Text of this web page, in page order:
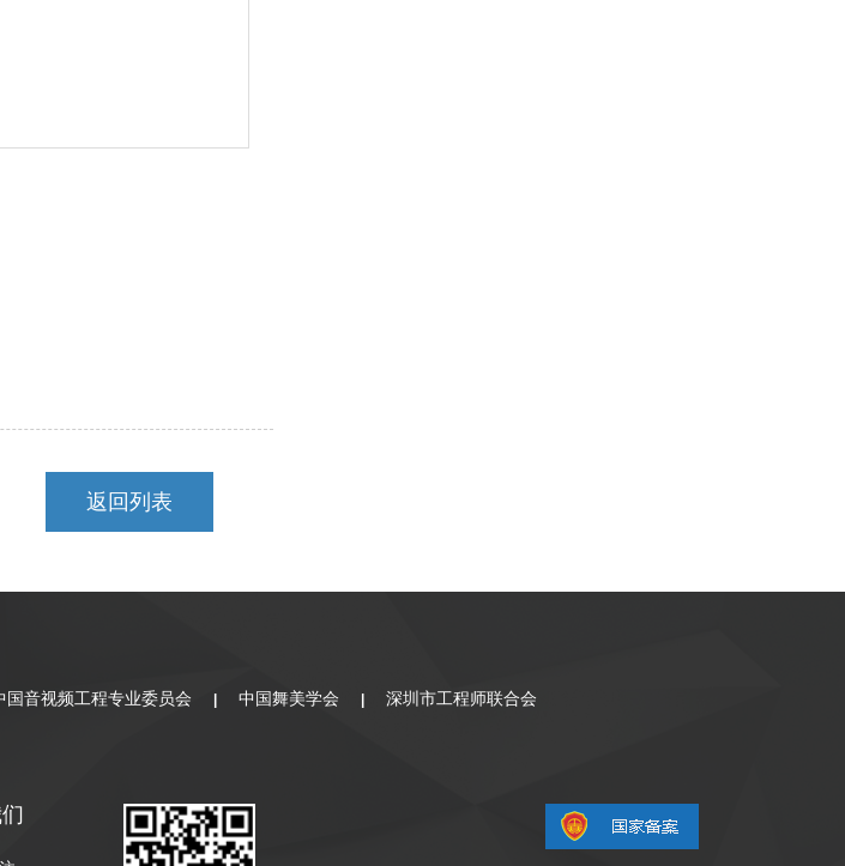
返回列表
国音视频工程专业委员会 中国舞美学会 深圳市工程师联合会